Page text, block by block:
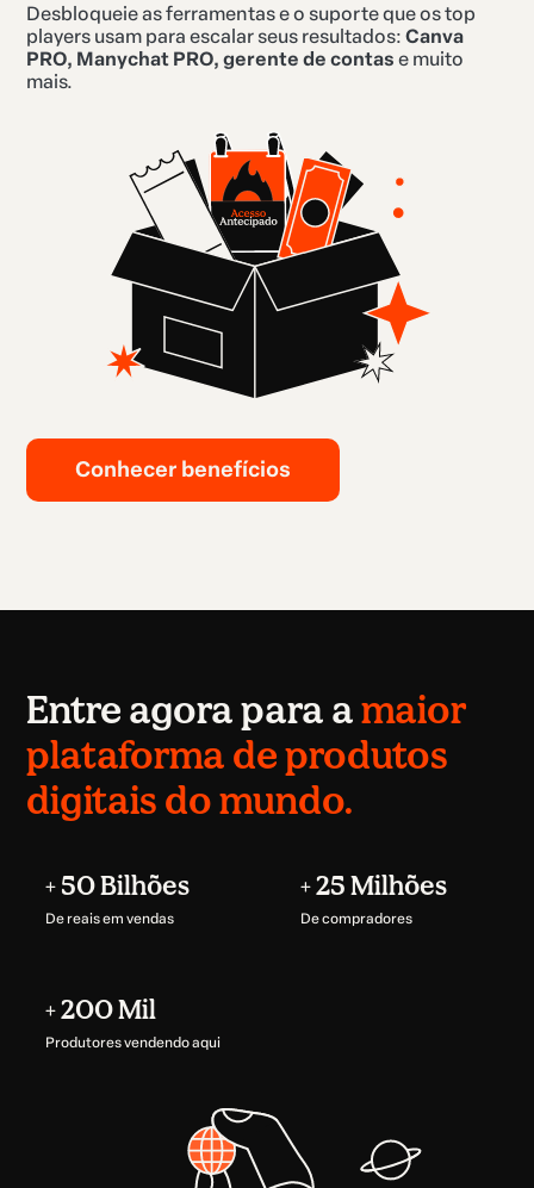
Desbloqueie as ferramentas e o suporte que os top
players usam para escalar seus resultados:Canva
PRO, Manychat PRO, gerente de contas e muito
mais.
Conhecer benefícios
Entre agora para amaior
plataforma de produtos
digitais do mundo.
+ 50 Bilhões
De reais em vendas
+ 25 Milhões
De compradores
+ 200 Mil
Produtores vendendo aqui